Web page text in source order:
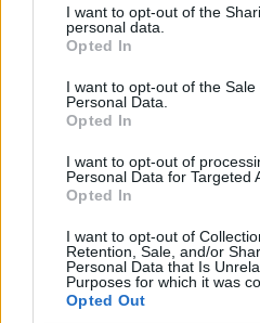
I want to opt-out of the
personal data.
Opted In
I want to opt-out of the Sale
Personal Data.
Opted In
I want to opt-out of
Personal Data for Targeted
Opted In
I want to opt-out of
Retention, Sale, and/or
Personal Data that Is
Purposes for which it was
Opted Out
devasterebbero così. È
facinorosi hanno la
colonizzatori al contrario.
sportiva viene vissuta in
popolazione resiste
Polonia. Pochi giorni fa, il
conquistato la promozione
A polacca) vincendo la
di migliaia di tifosi (oltre